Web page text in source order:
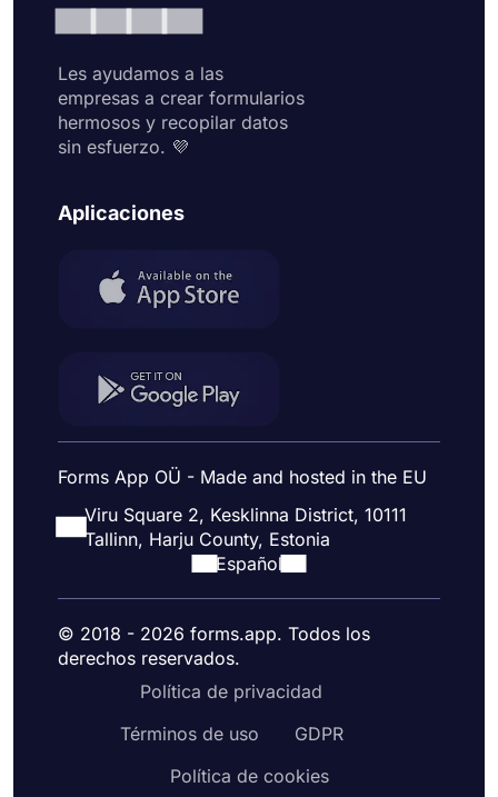
Les ayudamos a las
empresas a crear formularios
hermosos y recopilar datos
sin esfuerzo. 💜
Aplicaciones
Forms App OÜ - Made and hosted in the EU
Viru Square 2, Kesklinna District, 10111
Tallinn, Harju County, Estonia
Español
© 2018 - 2026 forms.app. Todos los
derechos reservados.
Política de privacidad
Términos de uso
GDPR
Política de cookies